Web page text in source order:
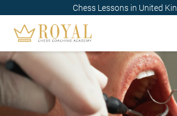
Chess Lessons in United